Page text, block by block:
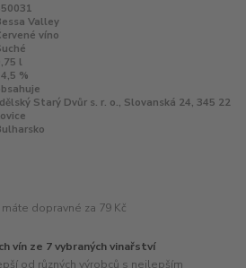
Valley
víno
l
%
Starý Dvůr s. r. o., Slovanská 24, 345 22
dopravné za 79 Kč
vín ze 7 vybraných vinařství
od různých výrobců s nejlepším